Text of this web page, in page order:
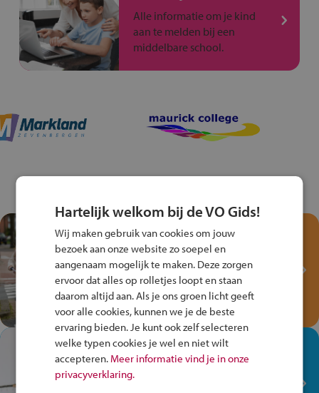
Alle informatie om je kind
aan te melden bij een
middelbare school.
Test je kennis met het
Fiets Veilig
Verkeersspel!
Speel het Fiets Veilig Verkeersspel
en win een Cortina-fiets!
In de winkel ben je op je
plek!
Hartelijk welkom bij de VO Gids!
Wij maken gebruik van cookies om jouw
bezoek aan onze website zo soepel en
aangenaam mogelijk te maken. Deze zorgen
ervoor dat alles op rolletjes loopt en staan
daarom altijd aan. Als je ons groen licht geeft
voor alle cookies, kunnen we je de beste
ervaring bieden. Je kunt ook zelf selecteren
welke typen cookies je wel en niet wilt
accepteren. Meer informatie vind je in onze
privacyverklaring.